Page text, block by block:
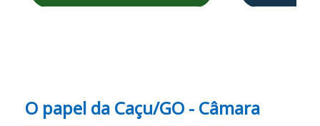
O papel da Caçu/GO - Câmara